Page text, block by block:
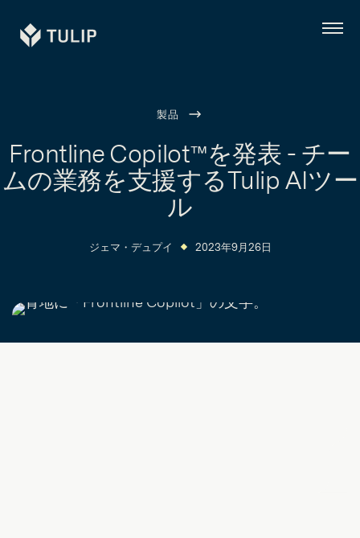
Tulip
メ
製品
Frontline Copilot™を発表 - チー
ムの業務を支援するTulip AIツー
ル
ジェマ・デュプイ 2023年9月26日